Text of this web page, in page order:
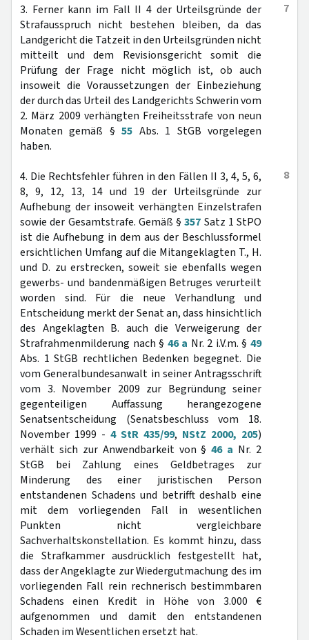
7
3. Ferner kann im Fall II 4 der Urteilsgründe der
Strafausspruch nicht bestehen bleiben, da das
Landgericht die Tatzeit in den Urteilsgründen nicht
mitteilt und dem Revisionsgericht somit die
Prüfung der Frage nicht möglich ist, ob auch
insoweit die Voraussetzungen der Einbeziehung
der durch das Urteil des Landgerichts Schwerin vom
2. März 2009 verhängten Freiheitsstrafe von neun
Monaten gemäß §55 Abs. 1 StGB vorgelegen
haben.
8
4. Die Rechtsfehler führen in den Fällen II 3, 4, 5, 6,
8, 9, 12, 13, 14 und 19 der Urteilsgründe zur
Aufhebung der insoweit verhängten Einzelstrafen
sowie der Gesamtstrafe. Gemäß §357 Satz 1 StPO
ist die Aufhebung in dem aus der Beschlussformel
ersichtlichen Umfang auf die Mitangeklagten T., H.
und D. zu erstrecken, soweit sie ebenfalls wegen
gewerbs- und bandenmäßigen Betruges verurteilt
worden sind. Für die neue Verhandlung und
Entscheidung merkt der Senat an, dass hinsichtlich
des Angeklagten B. auch die Verweigerung der
Strafrahmenmilderung nach § 46 a Nr. 2 i.V.m. §49
Abs. 1 StGB rechtlichen Bedenken begegnet. Die
vom Generalbundesanwalt in seiner Antragsschrift
vom 3. November 2009 zur Begründung seiner
gegenteiligen Auffassung herangezogene
Senatsentscheidung (Senatsbeschluss vom 18.
November 1999 - 4 StR 435/99, NStZ 2000, 205)
verhält sich zur Anwendbarkeit von §46 a Nr. 2
StGB bei Zahlung eines Geldbetrages zur
Minderung des einer juristischen Person
entstandenen Schadens und betrifft deshalb eine
mit dem vorliegenden Fall in wesentlichen
Punkten nicht vergleichbare
Sachverhaltskonstellation. Es kommt hinzu, dass
die Strafkammer ausdrücklich festgestellt hat,
dass der Angeklagte zur Wiedergutmachung des im
vorliegenden Fall rein rechnerisch bestimmbaren
Schadens einen Kredit in Höhe von 3.000 €
aufgenommen und damit den entstandenen
Schaden im Wesentlichen ersetzt hat.